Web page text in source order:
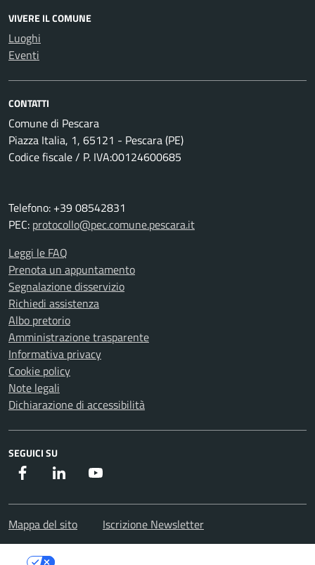
VIVERE IL COMUNE
Luoghi
Eventi
CONTATTI
Comune di Pescara
Piazza Italia, 1, 65121 - Pescara (PE)
Codice fiscale / P. IVA:00124600685
Telefono: +39 08542831
PEC: protocollo@pec.comune.pescara.it
Leggi le FAQ
Prenota un appuntamento
Segnalazione disservizio
Richiedi assistenza
Albo pretorio
Amministrazione trasparente
Informativa privacy
Cookie policy
Note legali
Dichiarazione di accessibilità
SEGUICI SU
Facebook Instagram
Mappa del sito Iscrizione Newsletter
Le tue preferenze relative alla privacy